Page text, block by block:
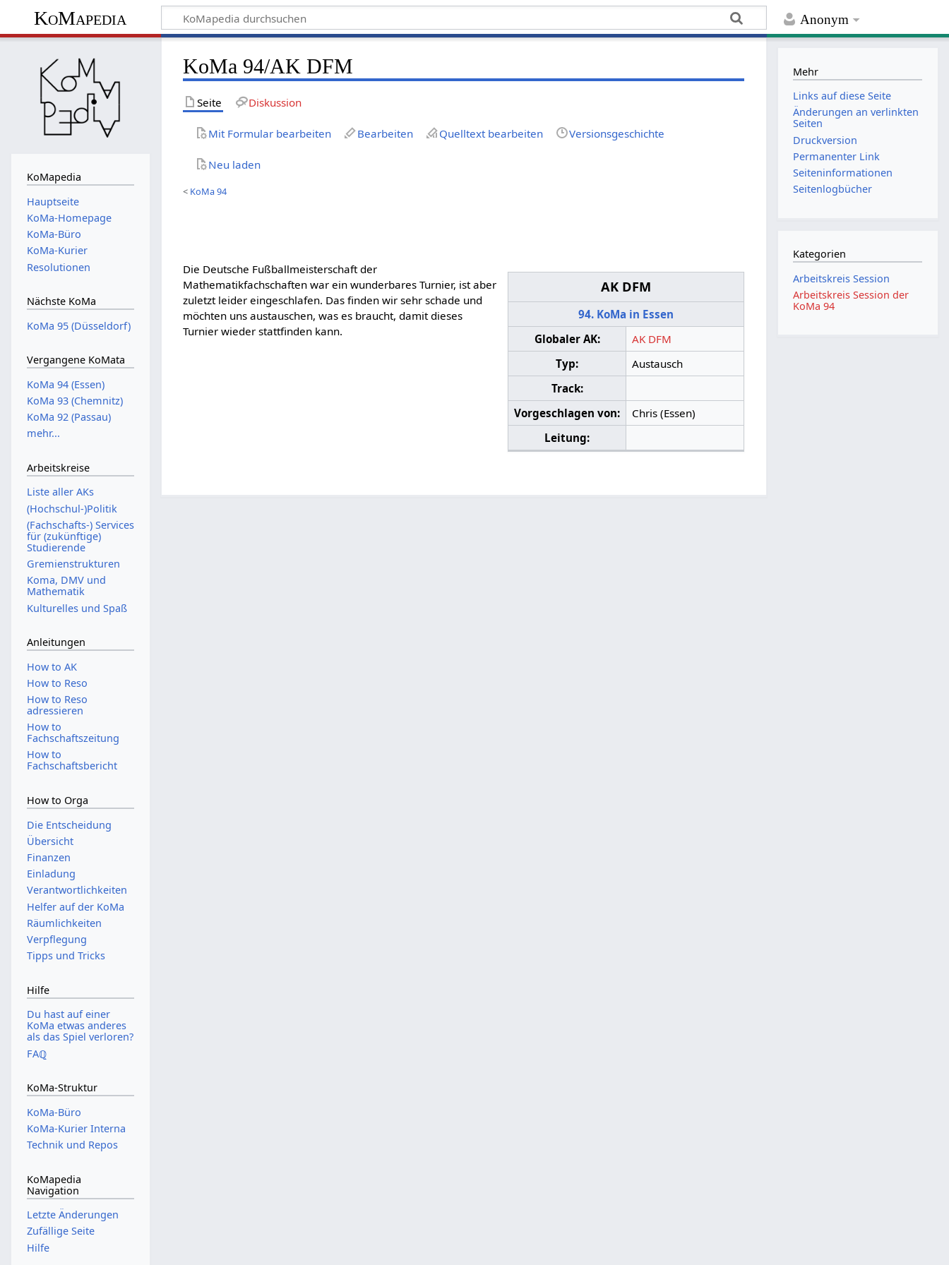
Anonym
KoMapedia
KoMa 94/AK DFM
Seite Diskussion
Mit Formular bearbeiten Bearbeiten Quelltext bearbeiten Versionsgeschichte
Neu laden
< KoMa 94
AK DFM
94. KoMa in Essen
Globaler AK:
AK DFM
Typ:
Austausch
Track:
Vorgeschlagen von:
Chris (Essen)
Leitung:
Die Deutsche Fußballmeisterschaft der
Mathematikfachschaften war ein wunderbares Turnier, ist aber
zuletzt leider eingeschlafen. Das finden wir sehr schade und
möchten uns austauschen, was es braucht, damit dieses
Turnier wieder stattfinden kann.
KoMapedia
Hauptseite
KoMa-Homepage
KoMa-Büro
KoMa-Kurier
Resolutionen
Nächste KoMa
KoMa 95 (Düsseldorf)
Vergangene KoMata
KoMa 94 (Essen)
KoMa 93 (Chemnitz)
KoMa 92 (Passau)
mehr...
Arbeitskreise
Liste aller AKs
(Hochschul-)Politik
(Fachschafts-) Services
für (zukünftige)
Studierende
Gremienstrukturen
Koma, DMV und
Mathematik
Kulturelles und Spaß
Anleitungen
How to AK
How to Reso
How to Reso
adressieren
How to
Fachschaftszeitung
How to
Fachschaftsbericht
How to Orga
Die Entscheidung
Übersicht
Finanzen
Einladung
Verantwortlichkeiten
Helfer auf der KoMa
Räumlichkeiten
Verpflegung
Tipps und Tricks
Hilfe
Du hast auf einer
KoMa etwas anderes
als das Spiel verloren?
FAℚ
KoMa-Struktur
KoMa-Büro
KoMa-Kurier Interna
Technik und Repos
KoMapedia
Navigation
Letzte Änderungen
Zufällige Seite
Hilfe
Mehr
Links auf diese Seite
Änderungen an verlinkten
Seiten
Druckversion
Permanenter Link
Seiten­­informationen
Seitenlogbücher
Kategorien
Arbeitskreis Session
Arbeitskreis Session der
KoMa 94